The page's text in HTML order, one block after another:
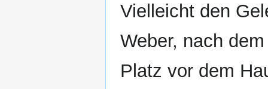
Vielleicht den
Weber, nach
Platz vor dem